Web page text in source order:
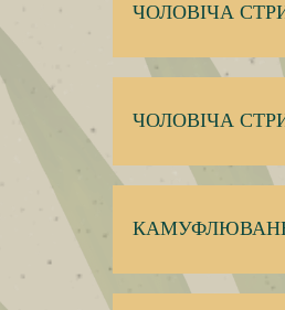
ЧОЛОВІЧА
ЧОЛОВІЧА